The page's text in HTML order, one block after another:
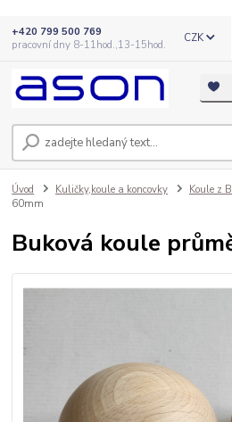
CZK
+420 799 500 769
pracovní dny 8-11hod.,13-15hod.
Úvod Kuličky,koule a koncovky Koule z
60mm
Buková koule